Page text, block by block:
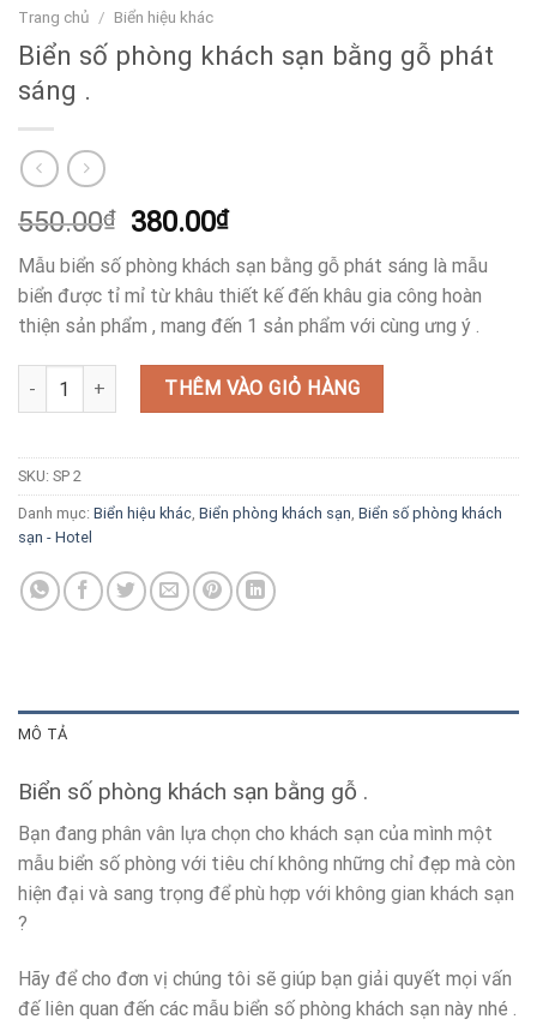
Trang chủ / Biển hiệu khác
Biển số phòng khách sạn bằng gỗ phát
sáng .
550.00₫
Giá
là:
550.00₫.
380.00₫Giá
tại
là:
380.00₫.
Mẫu biển số phòng khách sạn bằng gỗ phát sáng là mẫu
biển được tỉ mỉ từ khâu thiết kế đến khâu gia công hoàn
thiện sản phẩm , mang đến 1 sản phẩm với cùng ưng ý .
Biển số phòng khách sạn bằng gỗ phát sáng . số lượng
THÊM VÀO GIỎ HÀNG
SKU: SP 2
Danh mục: Biển hiệu khác, Biển phòng khách sạn, Biển số phòng khách
sạn - Hotel
MÔ TẢ
Biển số phòng khách sạn bằng gỗ .
Bạn đang phân vân lựa chọn cho khách sạn của mình một
mẫu biển số phòng với tiêu chí không những chỉ đẹp mà còn
hiện đại và sang trọng để phù hợp với không gian khách sạn
?
Hãy để cho đơn vị chúng tôi sẽ giúp bạn giải quyết mọi vấn
đế liên quan đến các mẫu biển số phòng khách sạn này nhé .